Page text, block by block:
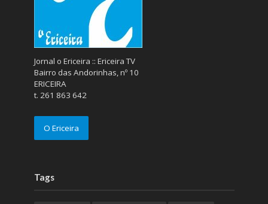
Jornal o Ericeira :: Ericeira TV
Bairro das Andorinhas, nº 10
ERICEIRA
t. 261 863 642
O Ericeira
Tags